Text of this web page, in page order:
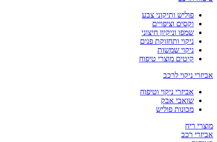
פוליש ותיקוני צבע
וקסים וציפויים
שמפו וניקיון חיצוני
ניקוי ותחזוקת פנים
ניקוי שמשות
קיטים מוצרי טיפוח
אביזרי ניקוי לרכב
אביזרי ניקוי וטיפוח
שואבי אבק
מכונות פוליש
מוצרי ריח
אביזרי רכב